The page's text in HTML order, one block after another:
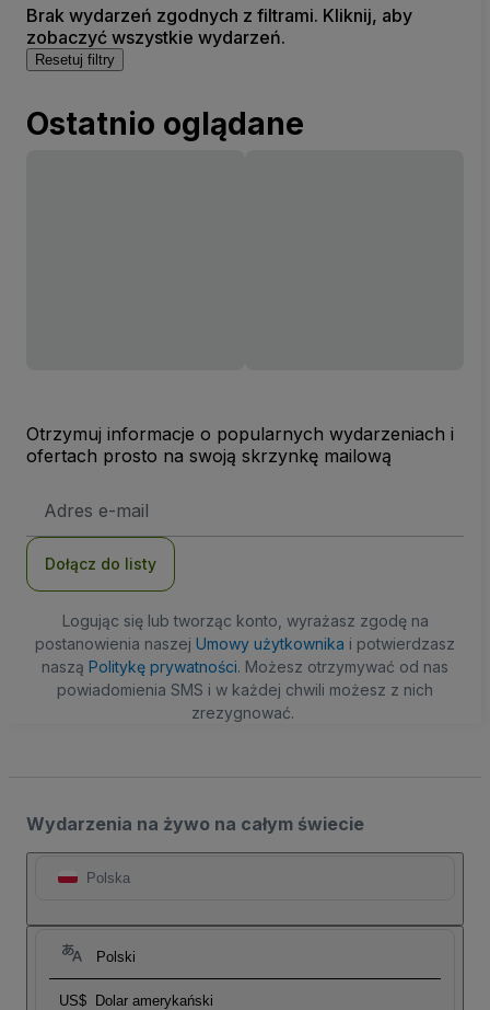
Brak wydarzeń zgodnych z filtrami. Kliknij, aby
zobaczyć wszystkie wydarzeń.
Resetuj filtry
Ostatnio oglądane
Otrzymuj informacje o popularnych wydarzeniach i
ofertach prosto na swoją skrzynkę mailową
e-
Dołącz do listy
Logując się lub tworząc konto, wyrażasz zgodę na
postanowienia naszej Umowy użytkownika i potwierdzasz
naszą Politykę prywatności. Możesz otrzymywać od nas
powiadomienia SMS i w każdej chwili możesz z nich
zrezygnować.
Wydarzenia na żywo na całym świecie
Polska
Polski
US$ Dolar amerykański